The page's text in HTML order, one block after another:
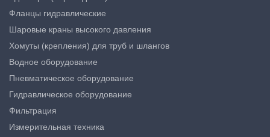
Фланцы гидравлические
Шаровые краны высокого давления
Хомуты (крепления) для труб и шлангов
Водное оборудование
Пневматическое оборудование
Гидравлическое оборудование
Фильтрация
Измерительная техника